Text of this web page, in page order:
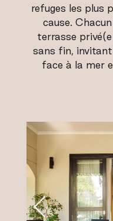
refuges les plus
cause.
terrasse
sans fin,
face à la mer